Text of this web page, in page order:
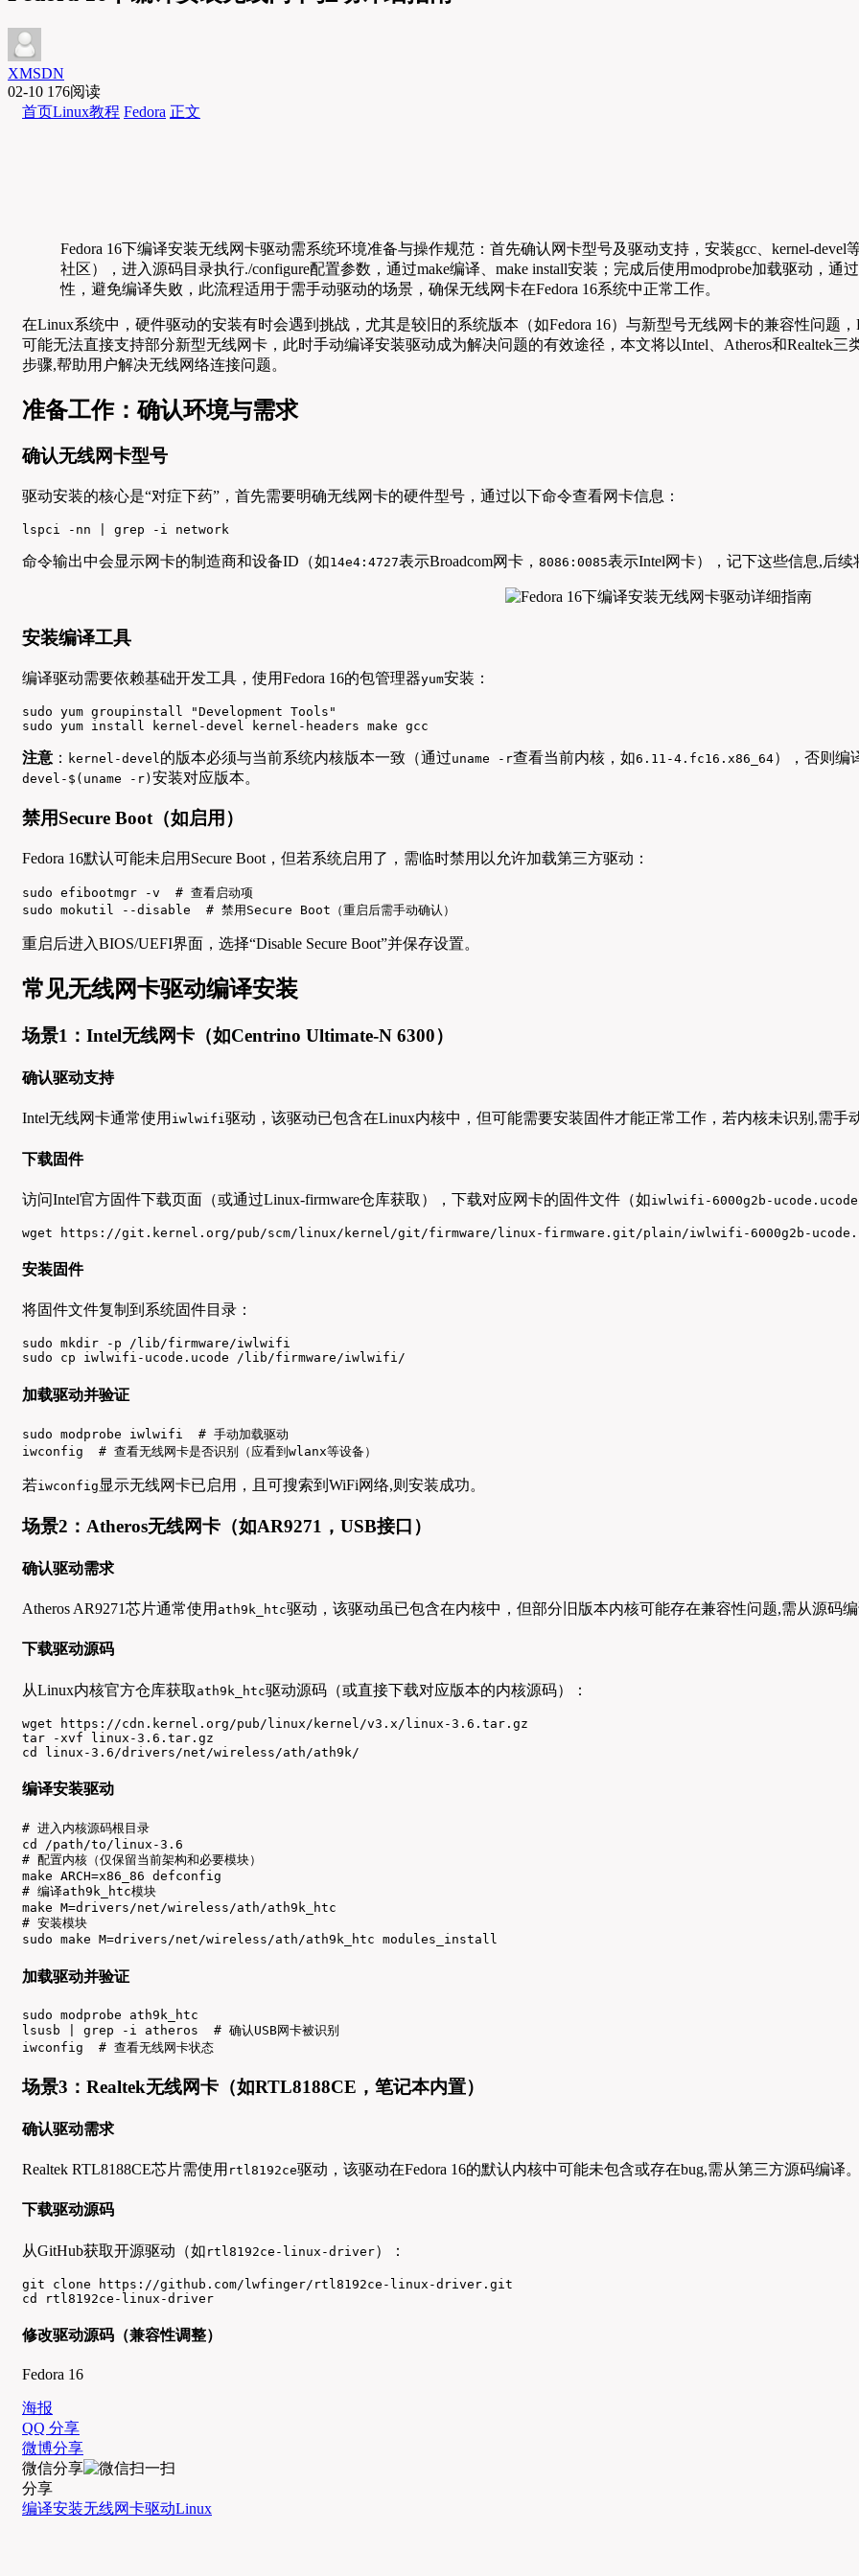
XMSDN
02-10 176阅读
首页Linux教程 Fedora 正文
Fedora 16下编译安装无线网卡驱动需系统环境准备与操作规范：首先确认网卡型号及驱动支持，安装gcc、kernel-
社区），进入源码目录执行./configure配置参数，通过make编译、make install安装；完成后使用modprobe加载驱动，
性，避免编译失败，此流程适用于需手动驱动的场景，确保无线网卡在Fedora 16系统中正常工作。
在Linux系统中，硬件驱动的安装有时会遇到挑战，尤其是较旧的系统版本（如Fedora 16）与新型号无线网卡的兼容性问题
可能无法直接支持部分新型无线网卡，此时手动编译安装驱动成为解决问题的有效途径，本文将以Intel、Atheros和Realtek
步骤,帮助用户解决无线网络连接问题。
准备工作：确认环境与需求
确认无线网卡型号
驱动安装的核心是“对症下药”，首先需要明确无线网卡的硬件型号，通过以下命令查看网卡信息：
lspci -nn | grep -i network
命令输出中会显示网卡的制造商和设备ID（如14e4:4727表示Broadcom网卡， 8086:0085表示Intel网卡），记下这些信息,后续
安装编译工具
编译驱动需要依赖基础开发工具，使用Fedora 16的包管理器yum安装：
sudo yum groupinstall "Development Tools"
sudo yum install kernel-devel kernel-headers make gcc
注意 ： kernel-devel 的版本必须与当前系统内核版本一致（通过uname -r查看当前内核，如6.11-4.fc16.x86_64），否则编
devel-$(uname -r) 安装对应版本。
禁用Secure Boot（如启用）
Fedora 16默认可能未启用Secure Boot，但若系统启用了，需临时禁用以允许加载第三方驱动：
sudo efibootmgr -v  # 查看启动项
sudo mokutil --disable  # 禁用Secure Boot（重启后需手动确认）
重启后进入BIOS/UEFI界面，选择“Disable Secure Boot”并保存设置。
常见无线网卡驱动编译安装
场景1：Intel无线网卡（如Centrino Ultimate-N 6300）
确认驱动支持
Intel无线网卡通常使用 iwlwifi驱动，该驱动已包含在Linux内核中，但可能需要安装固件才能正常工作，若内核未识别,需手
下载固件
访问Intel官方固件下载页面（或通过Linux-firmware仓库获取），下载对应网卡的固件文件（如iwlwifi-6000g2b-ucode.ucode
wget https://git.kernel.org/pub/scm/linux/kernel/git/firmware/linux-firmware.git/plain/iwlwifi-6000g2b-
安装固件
将固件文件复制到系统固件目录：
sudo mkdir -p /lib/firmware/iwlwifi
sudo cp iwlwifi-ucode.ucode /lib/firmware/iwlwifi/
加载驱动并验证
sudo modprobe iwlwifi  # 手动加载驱动
iwconfig  # 查看无线网卡是否识别（应看到wlanx等设备）
若iwconfig 显示无线网卡已启用，且可搜索到WiFi网络,则安装成功。
场景2：Atheros无线网卡（如AR9271，USB接口）
确认驱动需求
Atheros AR9271芯片通常使用 ath9k_htc驱动，该驱动虽已包含在内核中，但部分旧版本内核可能存在兼容性问题,需从源码编
下载驱动源码
从Linux内核官方仓库获取 ath9k_htc驱动源码（或直接下载对应版本的内核源码）：
wget https://cdn.kernel.org/pub/linux/kernel/v3.x/linux-3.6.tar.gz
tar -xvf linux-3.6.tar.gz
cd linux-3.6/drivers/net/wireless/ath/ath9k/
编译安装驱动
# 进入内核源码根目录
cd /path/to/linux-3.6
# 配置内核（仅保留当前架构和必要模块）
make ARCH=x86_86 defconfig
# 编译ath9k_htc模块
make M=drivers/net/wireless/ath/ath9k_htc
# 安装模块
sudo make M=drivers/net/wireless/ath/ath9k_htc modules_install
加载驱动并验证
sudo modprobe ath9k_htc
lsusb | grep -i atheros  # 确认USB网卡被识别
iwconfig  # 查看无线网卡状态
场景3：Realtek无线网卡（如RTL8188CE，笔记本内置）
确认驱动需求
Realtek RTL8188CE芯片需使用 rtl8192ce驱动，该驱动在Fedora 16的默认内核中可能未包含或存在bug,需从第三方源码编译。
下载驱动源码
从GitHub获取开源驱动（如 rtl8192ce-linux-driver）：
git clone https://github.com/lwfinger/rtl8192ce-linux-driver.git
cd rtl8192ce-linux-driver
修改驱动源码（兼容性调整）
Fedora 16
海报
QQ 分享
微博分享
微信分享
分享
编译安装无线网卡驱动Linux